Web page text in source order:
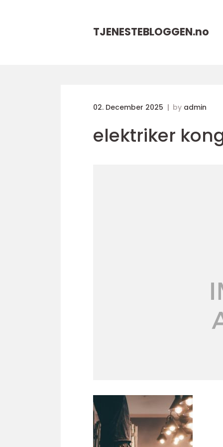
TJENESTEBLOGGEN.no
02. December 2025 by admin
elektriker